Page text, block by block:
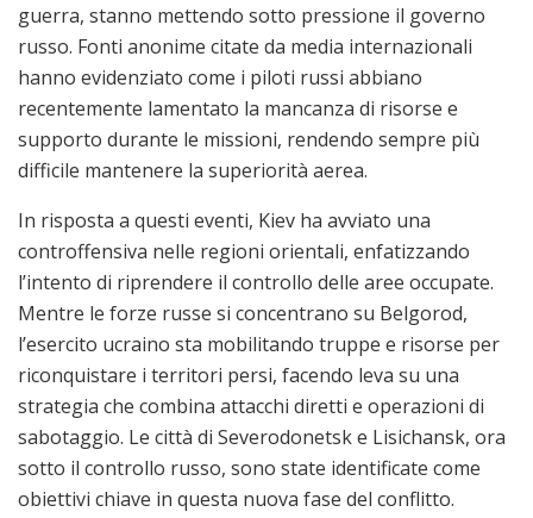
guerra, stanno mettendo sotto pressione il governo
russo. Fonti anonime citate da media internazionali
hanno evidenziato come i piloti russi abbiano
recentemente lamentato la mancanza di risorse e
supporto durante le missioni, rendendo sempre più
difficile mantenere la superiorità aerea.
In risposta a questi eventi, Kiev ha avviato una
controffensiva nelle regioni orientali, enfatizzando
l’intento di riprendere il controllo delle aree occupate.
Mentre le forze russe si concentrano su Belgorod,
l’esercito ucraino sta mobilitando truppe e risorse per
riconquistare i territori persi, facendo leva su una
strategia che combina attacchi diretti e operazioni di
sabotaggio. Le città di Severodonetsk e Lisichansk, ora
sotto il controllo russo, sono state identificate come
obiettivi chiave in questa nuova fase del conflitto.